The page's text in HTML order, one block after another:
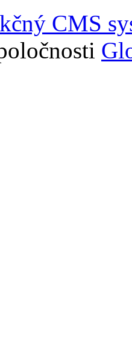
CMS